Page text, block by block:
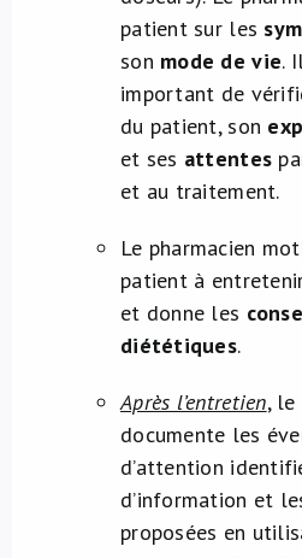
patient sur les
son mode de vie.
important de
du patient, son
et ses attentes
et au traitement.
Le pharmacien
patient à
et donne les
diététiques.
Après l’entretien,le
documente les
d’attention
d’information et
proposées en